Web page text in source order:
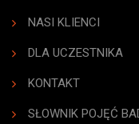
NASI KLIENCI
DLA UCZESTNIKA
KONTAKT
SŁOWNIK POJĘĆ